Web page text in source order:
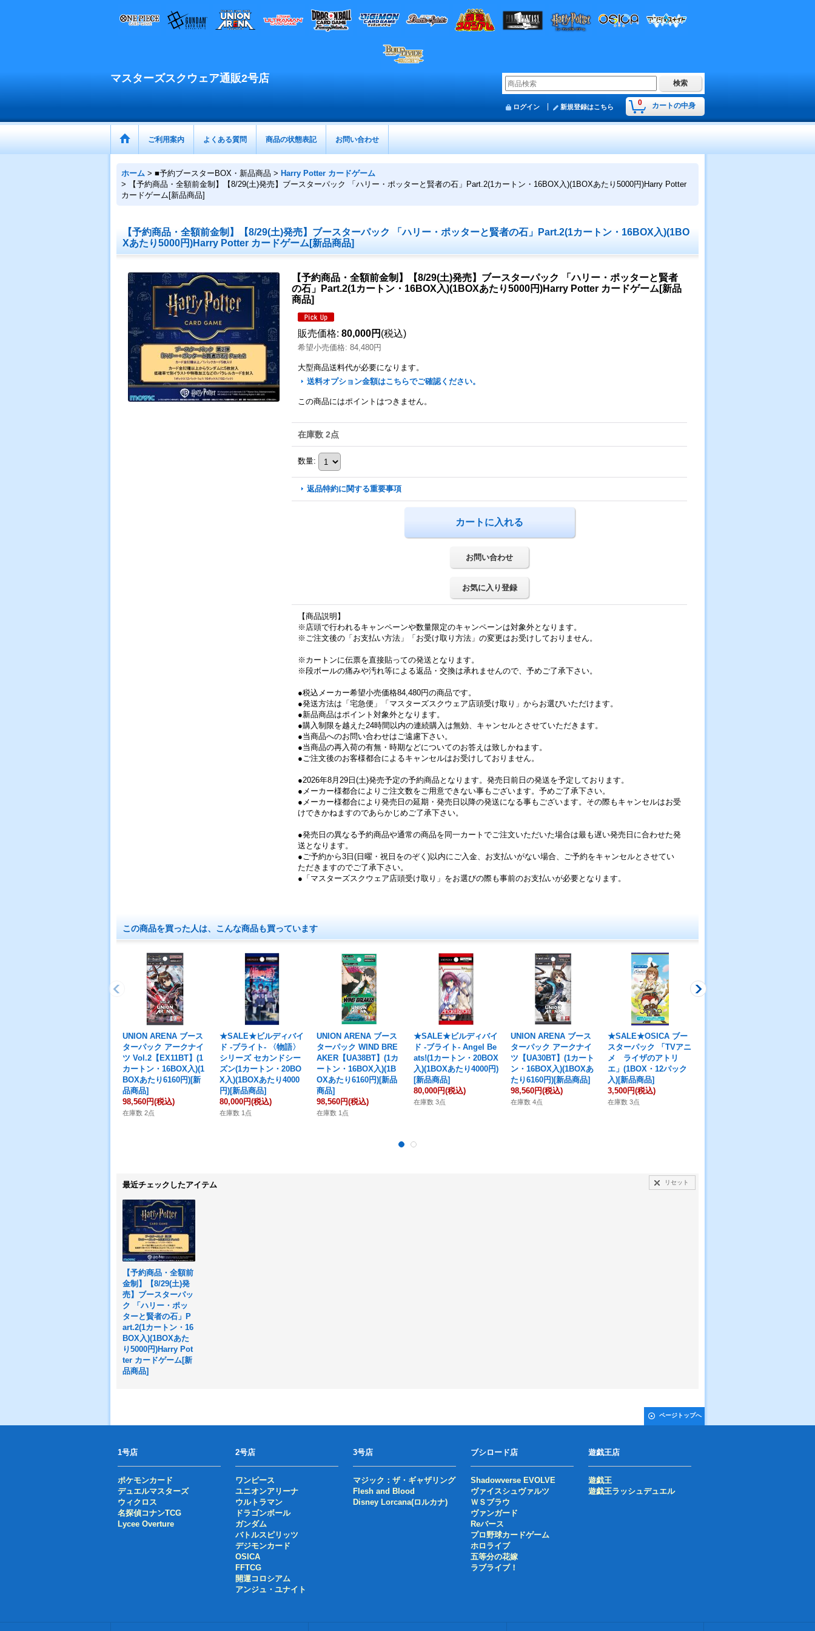
マスターズスクウェア通販2号店
0 カートの中身
ログイン 新規登録はこちら
ご利用案内 よくある質問 商品の状態表記 お問い合わせ
ホーム > ■予約ブースターBOX・新品商品 > Harry Potter カードゲーム
>
【予約商品・全額前金制】【8/29(土)発売】ブースターパック 「ハリー・ポッターと賢者の石」Part.2(1カートン・16BOX入)(1BOXあたり5000円)Harry Potter
カードゲーム[新品商品]
【予約商品・全額前金制】【8/29(土)発売】ブースターパック 「ハリー・ポッターと賢者の石」Part.2(1カートン・16BOX入)(1BO
Xあたり5000円)Harry Potter カードゲーム[新品商品]
【予約商品・全額前金制】【8/29(土)発売】ブースターパック 「ハリー・ポッターと賢者
の石」Part.2(1カートン・16BOX入)(1BOXあたり5000円)Harry Potter カードゲーム[新品
商品]
販売価格: 80,000円 (税込)
希望小売価格: 84,480円
大型商品送料代が必要になります。
送料オプション金額はこちらでご確認ください。
この商品にはポイントはつきません。
在庫数 2点
数量:
返品特約に関する重要事項
お問い合わせ
お気に入り登録
【商品説明】
※店頭で行われるキャンペーンや数量限定のキャンペーンは対象外となります。
※ご注文後の「お支払い方法」「お受け取り方法」の変更はお受けしておりません。
※カートンに伝票を直接貼っての発送となります。
※段ボールの痛みや汚れ等による返品・交換は承れませんので、予めご了承下さい。
●税込メーカー希望小売価格84,480円の商品です。
●発送方法は「宅急便」「マスターズスクウェア店頭受け取り」からお選びいただけます。
●新品商品はポイント対象外となります。
●購入制限を越えた24時間以内の連続購入は無効、キャンセルとさせていただきます。
●当商品へのお問い合わせはご遠慮下さい。
●当商品の再入荷の有無・時期などについてのお答えは致しかねます。
●ご注文後のお客様都合によるキャンセルはお受けしておりません。
●2026年8月29日(土)発売予定の予約商品となります。発売日前日の発送を予定しております。
●メーカー様都合によりご注文数をご用意できない事もございます。予めご了承下さい。
●メーカー様都合により発売日の延期・発売日以降の発送になる事もございます。その際もキャンセルはお受
けできかねますのであらかじめご了承下さい。
●発売日の異なる予約商品や通常の商品を同一カートでご注文いただいた場合は最も遅い発売日に合わせた発
送となります。
●ご予約から3日(日曜・祝日をのぞく)以内にご入金、お支払いがない場合、ご予約をキャンセルとさせてい
ただきますのでご了承下さい。
●「マスターズスクウェア店頭受け取り」をお選びの際も事前のお支払いが必要となります。
この商品を買った人は、こんな商品も買っています
UNION ARENA ブース
ターパック アークナイ
ツ Vol.2【EX11BT】(1
カートン・16BOX入)(1
BOXあたり6160円)[新
品商品]
98,560円(税込)
在庫数 2点
★SALE★ビルディバイ
ド -ブライト- 〈物語〉
シリーズ セカンドシー
ズン(1カートン・20BO
X入)(1BOXあたり4000
円)[新品商品]
80,000円(税込)
在庫数 1点
UNION ARENA ブース
ターパック WIND BRE
AKER【UA38BT】(1カ
ートン・16BOX入)(1B
OXあたり6160円)[新品
商品]
98,560円(税込)
在庫数 1点
★SALE★ビルディバイ
ド -ブライト- Angel Be
ats!(1カートン・20BOX
入)(1BOXあたり4000円)
[新品商品]
80,000円(税込)
在庫数 3点
UNION ARENA ブース
ターパック アークナイ
ツ【UA30BT】(1カート
ン・16BOX入)(1BOXあ
たり6160円)[新品商品]
98,560円(税込)
在庫数 4点
★SALE★OSICA ブー
スターパック 「TVアニ
メ ライザのアトリ
エ」(1BOX・12パック
入)[新品商品]
3,500円(税込)
在庫数 3点
最近チェックしたアイテム リセット
【予約商品・全額前
金制】【8/29(土)発
売】ブースターパッ
ク 「ハリー・ポッ
ターと賢者の石」P
art.2(1カートン・16
BOX入)(1BOXあた
り5000円)Harry Pot
ter カードゲーム[新
品商品]
ページトップへ
1号店
ポケモンカード
デュエルマスターズ
ウィクロス
名探偵コナンTCG
Lycee Overture
2号店
ワンピース
ユニオンアリーナ
ウルトラマン
ドラゴンボール
ガンダム
バトルスピリッツ
デジモンカード
OSICA
FFTCG
開運コロシアム
アンジュ・ユナイト
3号店
マジック：ザ・ギャザリング
Flesh and Blood
Disney Lorcana(ロルカナ)
ブシロード店
Shadowverse EVOLVE
ヴァイスシュヴァルツ
ＷＳブラウ
ヴァンガード
Reバース
プロ野球カードゲーム
ホロライブ
五等分の花嫁
ラブライブ！
遊戯王店
遊戯王
遊戯王ラッシュデュエル